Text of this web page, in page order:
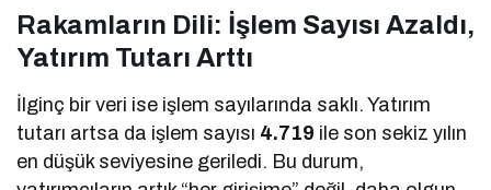
Rakamların Dili: İşlem Sayısı Azaldı,
Yatırım Tutarı Arttı
İlginç bir veri ise işlem sayılarında saklı. Yatırım
tutarı artsa da işlem sayısı 4.719 ile son sekiz yılın
en düşük seviyesine geriledi. Bu durum,